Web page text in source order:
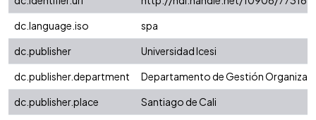
dc.language.iso
spa
dc.publisher
Universidad Icesi
dc.publisher.department
Departamento de Gestión
dc.publisher.place
Santiago de Cali